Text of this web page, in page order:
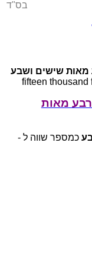
בס"ד
שישים ושבע
מאות
כמספר שווה ל -